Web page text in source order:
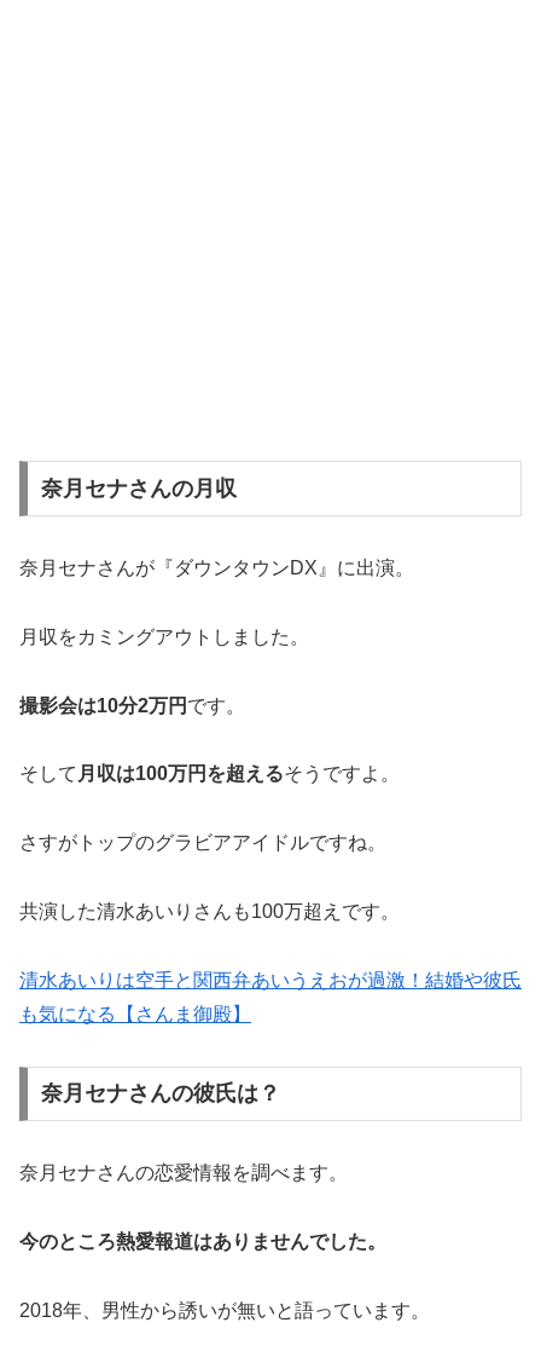
奈月セナさんの月収
奈月セナさんが『ダウンタウンDX』に出演。
月収をカミングアウトしました。
撮影会は10分2万円 です。
そして 月収は100万円を超えるそうですよ。
さすがトップのグラビアアイドルですね。
共演した清水あいりさんも100万超えです。
清水あいりは空手と関西弁あいうえおが過激！結婚や彼氏
も気になる【さんま御殿】
奈月セナさんの彼氏は？
奈月セナさんの恋愛情報を調べます。
今のところ熱愛報道はありませんでした。
2018年、男性から誘いが無いと語っています。